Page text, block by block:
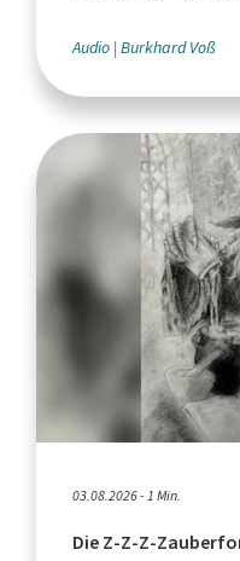
Audio Burkhard Voß
03.08.2026 - 1 Min.
Die Z-Z-Z-